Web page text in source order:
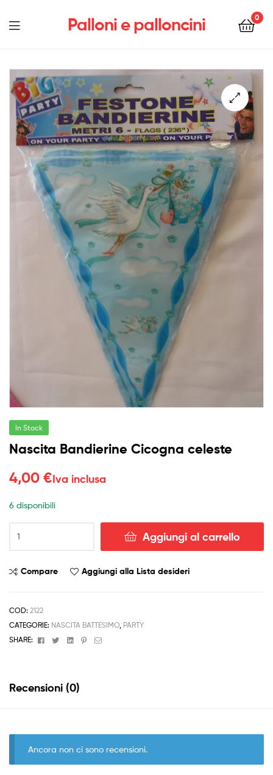
Palloni e palloncini 0
Menu
In Stock
Nascita Bandierine Cicogna celeste
4,00 €Iva inclusa
6 disponibili
Bandierine
celeste
Aggiungi al carrello
Compare Aggiungi alla Lista desideri
COD: 2122
CATEGORIE: NASCITA BATTESIMO PARTY
SHARE:
FacebookTwitterLinkedinPinterest
Email
Recensioni (0)
Ancora non ci sono recensioni.